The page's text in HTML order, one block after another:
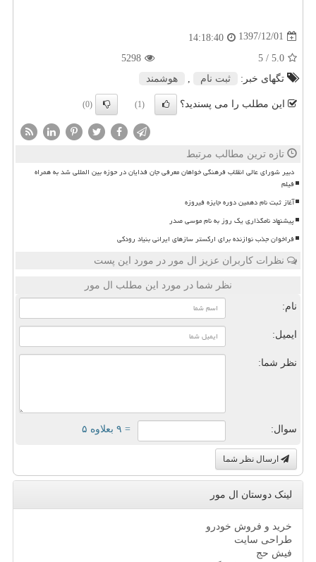
1397/12/01
14:18:40
5.0
/ 5
5298
تگهای خبر:
ثبت نام هوشمند
این مطلب را می پسندید؟ (1)
(0)
تازه ترین مطالب مرتبط
دبیر شورای عالی انقلاب فرهنگی خواهان معرفی جان فدایان در حوزه بین المللی شد به همراه
فیلم
آغاز ثبت نام دهمین دوره جایزه فیروزه
پیشنهاد نامگذاری یک روز به نام موسی صدر
فراخوان جذب نوازنده برای ارکستر سازهای ایرانی بنیاد رودکی
نظرات کاربران عزیز ال مور در مورد این پست
نظر شما در مورد این مطلب ال مور
نام:
ایمیل:
نظر شما:
سوال: = ۹ بعلاوه ۵
ارسال نظر شما
لینک دوستان ال مور
خرید و فروش خودرو
طراحی سایت
فیش حج